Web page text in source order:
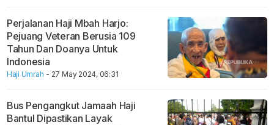
Perjalanan Haji Mbah Harjo:
Pejuang Veteran Berusia 109
Tahun Dan Doanya Untuk
Indonesia
Haji Umrah - 27 May 2024, 06:31
Bus Pengangkut Jamaah Haji
Bantul Dipastikan Layak